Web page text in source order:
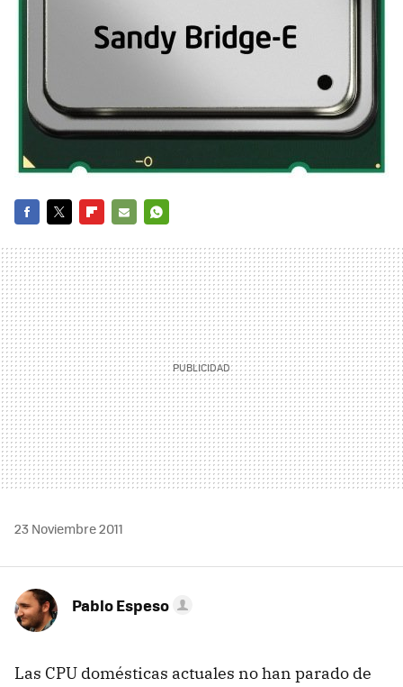
MAIL
23 Noviembre 2011
Pablo Espeso
Las CPU domésticas actuales no han parado de